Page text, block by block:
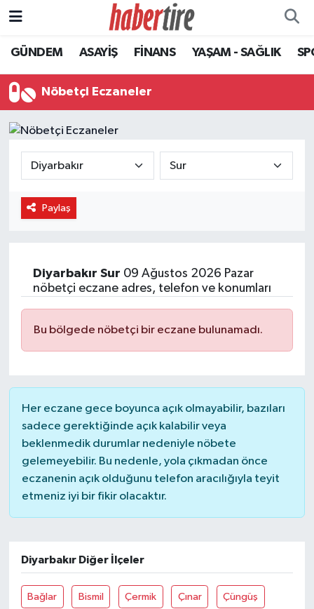
GÜNDEM ASAYİŞ FİNANS YAŞAM - SAĞLIK
Nöbetçi Eczaneler
Paylaş
Diyarbakır Sur 09 Ağustos 2026 Pazar
nöbetçi eczane adres, telefon ve konumları
Bu bölgede nöbetçi bir eczane bulunamadı.
Her eczane gece boyunca açık olmayabilir, bazıları
sadece gerektiğinde açık kalabilir veya
beklenmedik durumlar nedeniyle nöbete
gelemeyebilir. Bu nedenle, yola çıkmadan önce
eczanenin açık olduğunu telefon aracılığıyla teyit
etmeniz iyi bir fikir olacaktır.
Diyarbakır Diğer İlçeler
Bağlar Bismil Çermik Çınar Çüngüş
Tire Nöbetçi Eczaneler
Tire Hava Durumu
Tire Trafik Yoğunluk Haritası
Süper Lig Puan Durumu ve Fikstür
Tüm Manşetler
Haber Arşivi